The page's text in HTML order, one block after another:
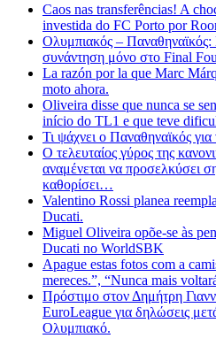
Caos nas transferências! A
investida do FC Porto por
Ολυμπιακός – Παναθηναϊκός:
συνάντηση μόνο στο Final
La razón por la que Marc
moto ahora.
Oliveira disse que nunca se
início do TL1 e que teve
Τι ψάχνει ο Παναθηναϊκός
Ο τελευταίος γύρος της
αναμένεται να προσελκύσει
καθορίσει…
Valentino Rossi planea
Ducati.
Miguel Oliveira opõe-se às
Ducati no WorldSBK
Apague estas fotos com a
mereces.”, “Nunca mais
Πρόστιμο στον Δημήτρη
EuroLeague για δηλώσεις
Ολυμπιακό.